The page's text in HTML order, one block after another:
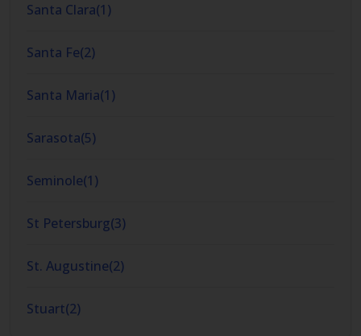
Santa Clara(1)
Santa Fe(2)
Santa Maria(1)
Sarasota(5)
Seminole(1)
St Petersburg(3)
St. Augustine(2)
Stuart(2)